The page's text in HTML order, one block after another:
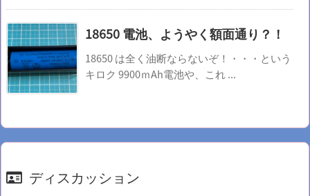
18650 電池、ようやく額面通り？！
18650 は全く油断ならないぞ！・・・という
キロク 9900ｍAh電池や、これ ...
ディスカッション